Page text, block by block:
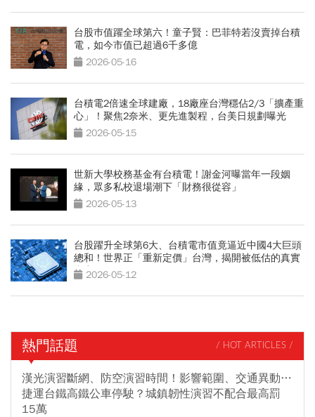
台股巿值躍全球第六！童子賢：巴菲特若沒賣掉台積
電，如今市值已超過6千多億
2026-05-16
台積電2倍速全球建廠，18廠座台灣穩佔2/3「擴產重
心」！聚焦2奈米、更先進製程，台美日規劃曝光
2026-05-15
世新大學校務基金有台積電！謝金河曝當年一段姻
緣，眾多私校退場潮下「財務很從容」
2026-05-13
台股躍升全球第6大、台積電市值竟逼近中國4大巨頭
總和！世界正「重新定價」台灣，揭開被低估的真實
實力2026-05-12
熱門話題 / HOT ARTICLES /
漢光演習斷網、防空演習時間！影響範圍、交通異動…
捷運台鐵高鐵公車停駛？城鎮韌性演習不配合最高罰
15萬